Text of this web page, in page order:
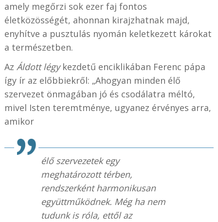
amely megőrzi sok ezer faj fontos
életközösségét, ahonnan kirajzhatnak majd,
enyhítve a pusztulás nyomán keletkezett károkat
a természetben.
Az Áldott légykezdetű enciklikában Ferenc pápa
így ír az előbbiekről: „Ahogyan minden élő
szervezet önmagában jó és csodálatra méltó,
mivel Isten teremtménye, ugyanez érvényes arra,
amikor
élő szervezetek egy
meghatározott térben,
rendszerként harmonikusan
együttműködnek. Még ha nem
tudunk is róla, ettől az